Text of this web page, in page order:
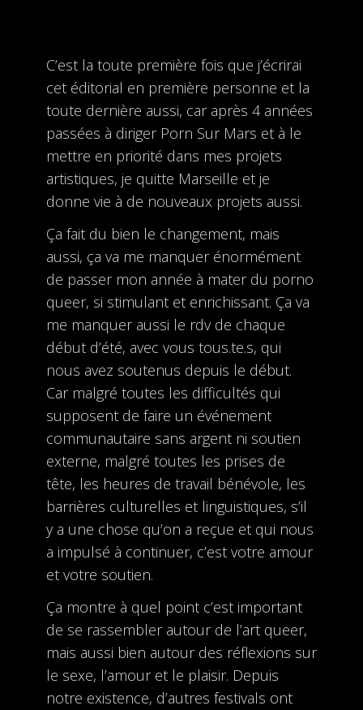
C’est la toute première fois que j’écrirai
cet éditorial en première personne et la
toute dernière aussi, car après 4 années
passées à diriger Porn Sur Mars et à le
mettre en priorité dans mes projets
artistiques, je quitte Marseille et je
donne vie à de nouveaux projets aussi.
Ça fait du bien le changement, mais
aussi, ça va me manquer énormément
de passer mon année à mater du porno
queer, si stimulant et enrichissant. Ça va
me manquer aussi le rdv de chaque
début d’été, avec vous tous.te.s, qui
nous avez soutenus depuis le début.
Car malgré toutes les difficultés qui
supposent de faire un événement
communautaire sans argent ni soutien
externe, malgré toutes les prises de
tête, les heures de travail bénévole, les
barrières culturelles et linguistiques, s’il
y a une chose qu’on a reçue et qui nous
a impulsé à continuer, c’est votre amour
et votre soutien.
Ça montre à quel point c’est important
de se rassembler autour de l’art queer,
mais aussi bien autour des réflexions sur
le sexe, l’amour et le plaisir. Depuis
notre existence, d’autres festivals ont